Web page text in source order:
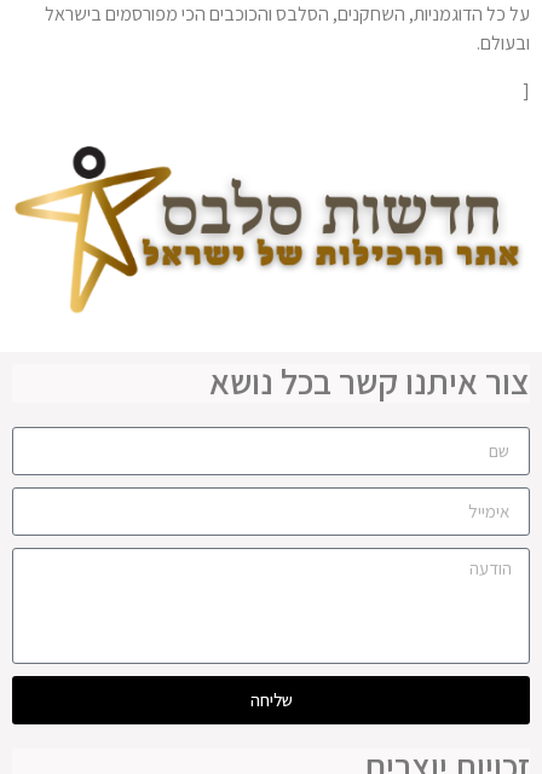
על כל הדוגמניות, השחקנים, הסלבס והכוכבים הכי מפורסמים בישראל
ובעולם.
[
צור איתנו קשר בכל נושא
שליחה